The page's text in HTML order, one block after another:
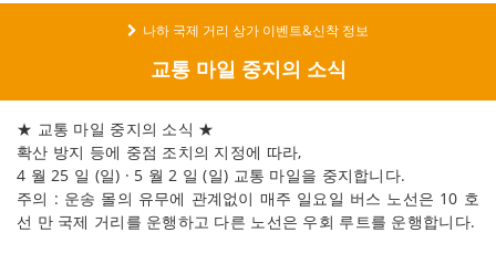
나하 국제 거리 상가 이벤트&신착 정보
교통 마일 중지의 소식
★ 교통 마일 중지의 소식 ★
확산 방지 등에 중점 조치의 지정에 따라,
4 월 25 일 (일) · 5 월 2 일 (일) 교통 마일을 중지합니다.
주의 : 운송 몰의 유무에 관계없이 매주 일요일 버스 노선은 10 호
선 만 국제 거리를 운행하고 다른 노선은 우회 루트를 운행합니다.